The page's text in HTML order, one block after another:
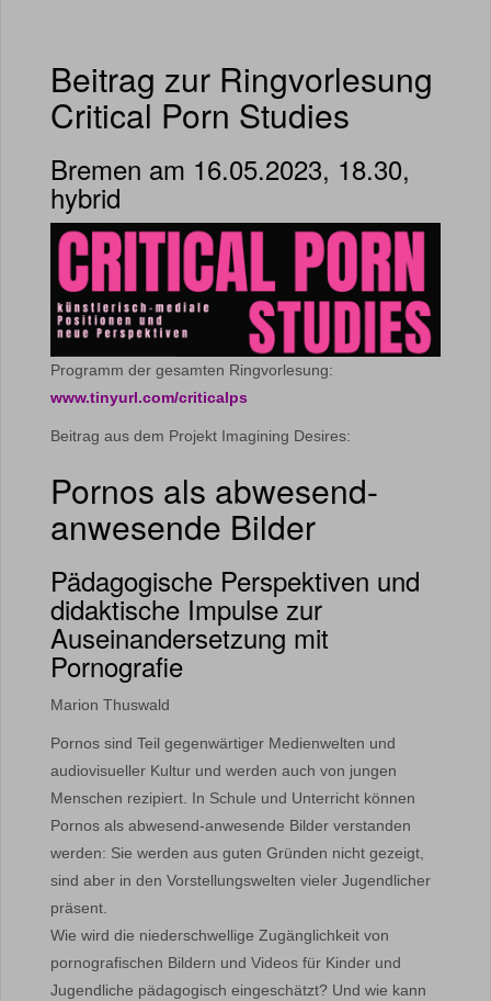
Beitrag zur Ringvorlesung
Critical Porn Studies
Bremen am 16.05.2023, 18.30,
hybrid
Programm der gesamten Ringvorlesung:
www.tinyurl.com/criticalps
Beitrag aus dem Projekt Imagining Desires:
Pornos als abwesend-
anwesende Bilder
Pädagogische Perspektiven und
didaktische Impulse zur
Auseinandersetzung mit
Pornografie
Marion Thuswald
Pornos sind Teil gegenwärtiger Medienwelten und
audiovisueller Kultur und werden auch von jungen
Menschen rezipiert. In Schule und Unterricht können
Pornos als abwesend-anwesende Bilder verstanden
werden: Sie werden aus guten Gründen nicht gezeigt,
sind aber in den Vorstellungswelten vieler Jugendlicher
präsent.
Wie wird die niederschwellige Zugänglichkeit von
pornografischen Bildern und Videos für Kinder und
Jugendliche pädagogisch eingeschätzt? Und wie kann